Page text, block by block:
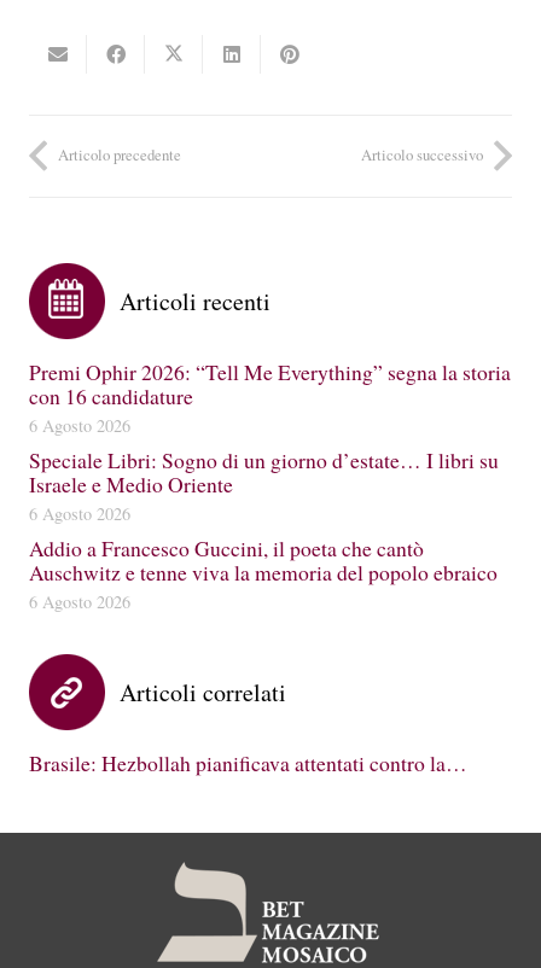
Articolo precedente Articolo successivo
Articoli recenti
Premi Ophir 2026: “Tell Me Everything” segna la storia
con 16 candidature
6 Agosto 2026
Speciale Libri: Sogno di un giorno d’estate… I libri su
Israele e Medio Oriente
6 Agosto 2026
Addio a Francesco Guccini, il poeta che cantò
Auschwitz e tenne viva la memoria del popolo ebraico
6 Agosto 2026
Articoli correlati
Brasile: Hezbollah pianificava attentati contro la…